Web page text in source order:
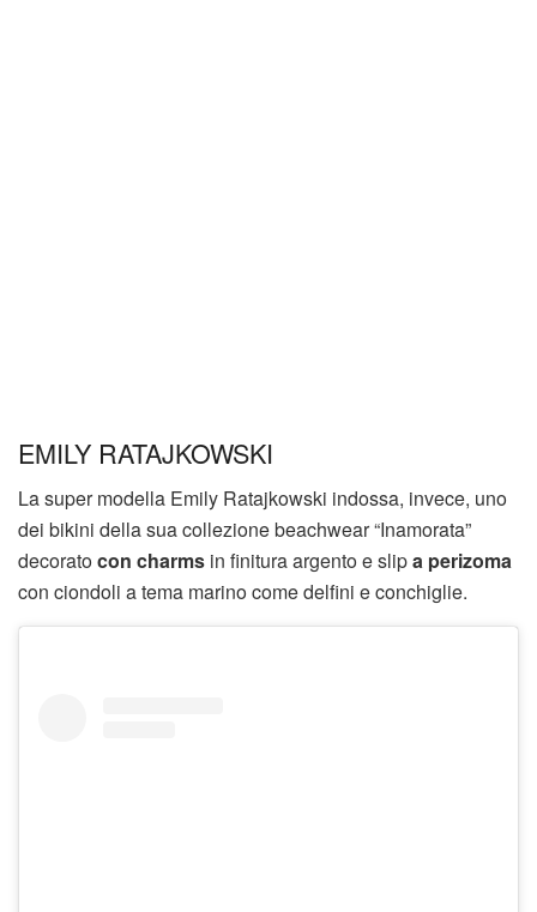
EMILY RATAJKOWSKI
La super modella Emily Ratajkowski indossa, invece, uno
dei bikini della sua collezione beachwear “Inamorata”
decoratocon charms in finitura argento e slipa perizoma
con ciondoli a tema marino come delfini e conchiglie.